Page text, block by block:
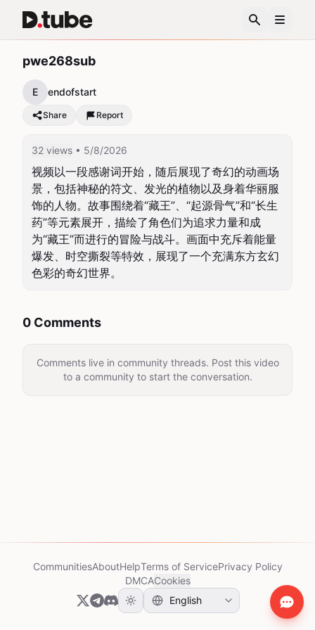
pwe268sub
E endofstart
Share Report
32 views • 5/8/2026
视频以一段感谢词开始，随后展现了奇幻的动画场
景，包括神秘的符文、发光的植物以及身着华丽服
饰的人物。故事围绕着“藏王”、“起源骨气”和“长生
药”等元素展开，描绘了角色们为追求力量和成
为“藏王”而进行的冒险与战斗。画面中充斥着能量
爆发、时空撕裂等特效，展现了一个充满东方玄幻
色彩的奇幻世界。
0 Comments
Comments live in community threads. Post this video
to a community to start the conversation.
CommunitiesAboutHelpTerms of ServicePrivacy Policy
DMCACookies